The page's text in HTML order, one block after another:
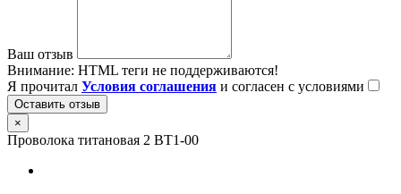
Ваш отзыв
Внимание: HTML теги не поддерживаются!
Я прочитал Условия соглашения и согласен с условиями
Оставить отзыв
×
Проволока титановая 2 ВТ1-00